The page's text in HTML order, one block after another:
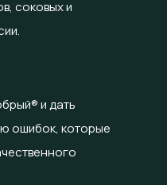
соковых и
и дать
ошибок, которые